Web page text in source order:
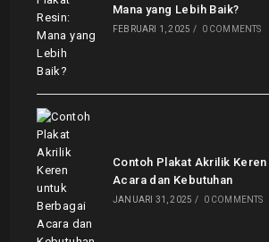
Mana yang Lebih Baik?
FEBRUARI 1, 2025 / 0 COMMENTS
Contoh Plakat Akrilik
Acara dan Kebutuhan
JANUARI 31, 2025 / 0 COMMENTS